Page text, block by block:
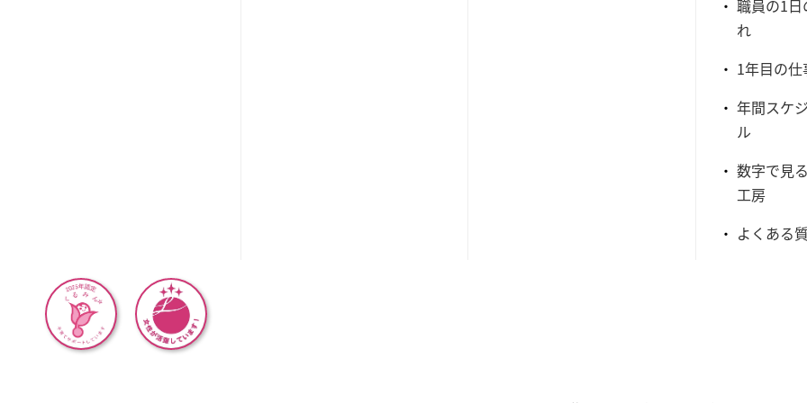
職員の1日
れ
1年目の仕
年間スケ
ル
数字で見
工房
よくある